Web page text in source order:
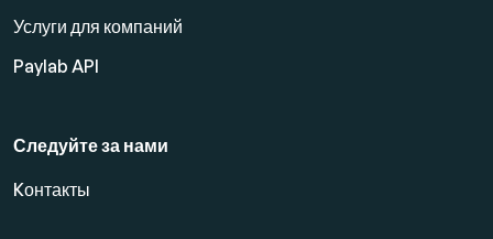
Услуги для компаний
Paylab API
Следуйте за нами
Kонтакты